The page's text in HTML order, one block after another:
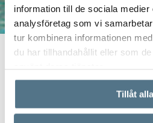
information till de sociala medier
analysföretag som vi
tur kombinera informationen
du har tillhandahållit eller som
Tillåt alla
Start
Bostad i
bostadsmarknaden